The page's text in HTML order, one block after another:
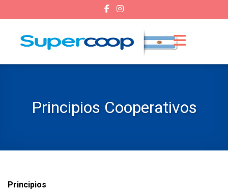
Principios Cooperativos
Principios